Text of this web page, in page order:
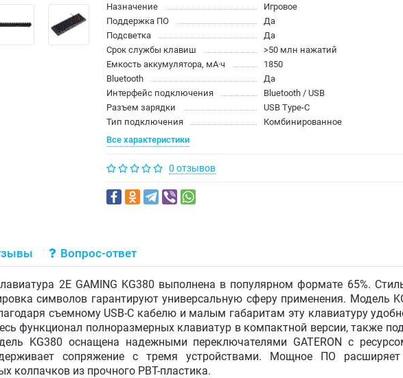
Назначение
Игровое
Поддержка ПО
Да
Подсветка
Да
Срок службы клавиш
>50 млн нажатий
Емкость аккумулятора, мА·ч
1850
Bluetooth
Да
Интерфейс подключения
Bluetooth / USB
Разъем зарядки
USB Type-C
Тип подключения
Комбинированное
Все характеристики
0 отзывов
Вопрос-ответ
2E GAMING KG380 выполнена в популярном формате 65%.
символов гарантируют универсальную сферу применения. Модель
съемному USB-C кабелю и малым габаритам эту клавиатуру
функционал полноразмерных клавиатур в компактной версии, также
KG380 оснащена надежными переключателями GATERON с
сопряжение с тремя устройствами. Мощное ПО расширяет
колпачков из прочного PBT-пластика.